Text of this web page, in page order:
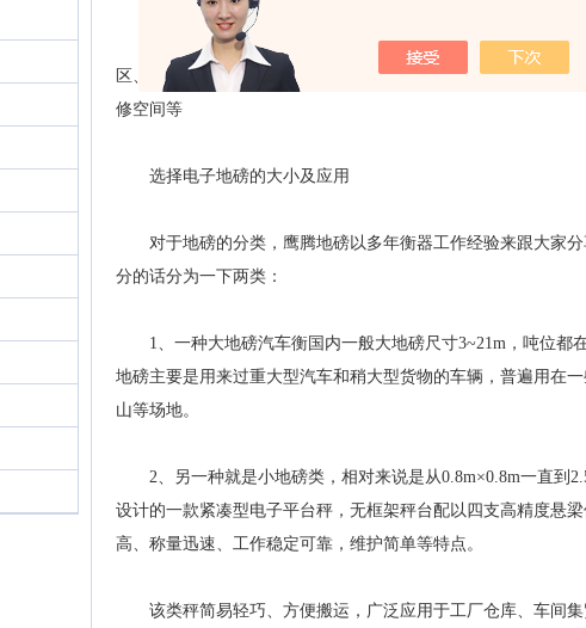
具备相当宽敞的安装场地，有足够空间上下平直引道，引道
区、雨水多、湿气大的地区不要将电子地磅安装在基坑中。如
修空间等
选择电子地磅的大小及应用
对于地磅的分类，鹰腾地磅以多年衡器工作经验来跟大家分
分的话分为一下两类：
1、一种大地磅汽车衡国内一般大地磅尺寸3~21m，吨位都
地磅主要是用来过重大型汽车和稍大型货物的车辆，普遍用在
山等场地。
2、另一种就是小地磅类，相对来说是从0.8m×0.8m一直到
设计的一款紧凑型电子平台秤，无框架秤台配以四支高精度悬
高、称量迅速、工作稳定可靠，维护简单等特点。
该类秤简易轻巧、方便搬运，广泛应用于工厂仓库、车间集